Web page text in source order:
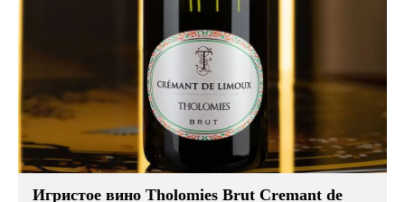
Игристое вино Tholomies Brut Cremant de